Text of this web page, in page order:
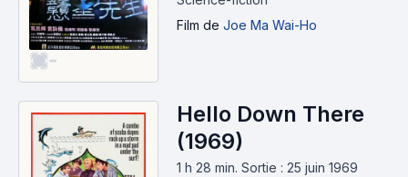
-
Film de Joe Ma Wai-Ho
Hello Down There
(1969)
1 h 28 min. Sortie : 25 juin 1969